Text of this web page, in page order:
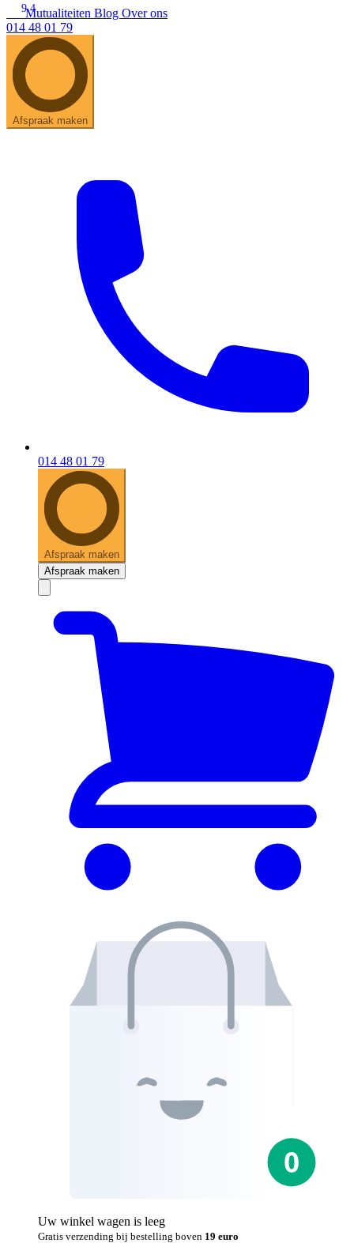
Zoeken
Snel zoeken
Hoorapparaatbatterijen
ReSound Vivia
Oticon IntentSignia Silk
9.4
Mutualiteiten Blog Over ons
014 48 01 79
Afspraak maken
014 48 01 79
Afspraak maken
Afspraak maken
Uw winkel wagen is leeg
Gratis verzending bij bestelling boven 19 euro